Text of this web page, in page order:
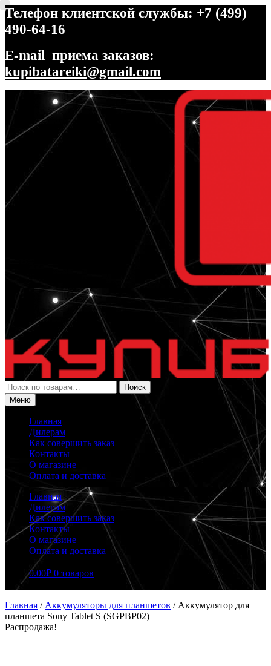
Телефон клиентской службы: +7 (499)
490-64-16
E-mail приема заказов:
kupibatareiki@gmail.com
Перейти
навигации
Перейти
содержимому
Искать:
Поиск
Меню
Главная
Дилерам
Как совершить заказ
Контакты
О магазине
Оплата и доставка
Главная
Дилерам
Как совершить заказ
Контакты
О магазине
Оплата и доставка
0.00₽ 0 товаров
Главная / Аккумуляторы для планшетов / Аккумулятор для
планшета Sony Tablet S (SGPBP02)
Распродажа!